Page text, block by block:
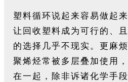
塑料循环说起来容易做起
让回收塑料成为可行的、
的选择几乎不现实。更麻
聚烯烃常被多层叠加使用
在一起，除非诉诸化学手